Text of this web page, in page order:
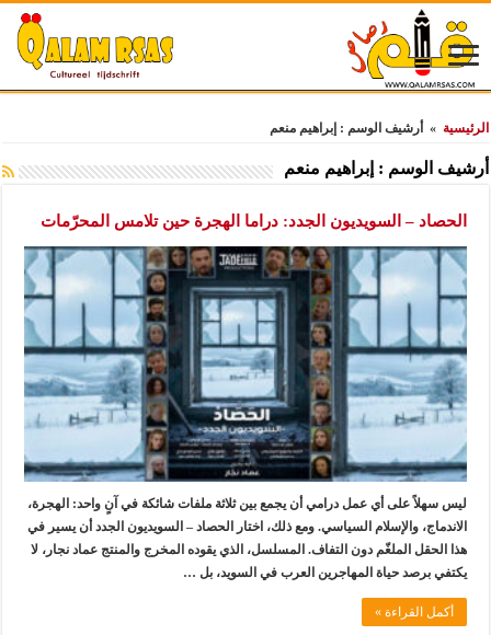
الرئيسية » أرشيف الوسم : إبراهيم منعم
أرشيف الوسم : إبراهيم منعم
الحصاد – السويديون الجدد: دراما الهجرة حين تلامس المحرّمات
ليس سهلاً على أي عمل درامي أن يجمع بين ثلاثة ملفات شائكة في آنٍ واحد: الهجرة،
الاندماج، والإسلام السياسي. ومع ذلك، اختار الحصاد – السويديون الجدد أن يسير في
هذا الحقل الملغّم دون التفاف. المسلسل، الذي يقوده المخرج والمنتج عماد نجار، لا
يكتفي برصد حياة المهاجرين العرب في السويد، بل …
أكمل القراءة »